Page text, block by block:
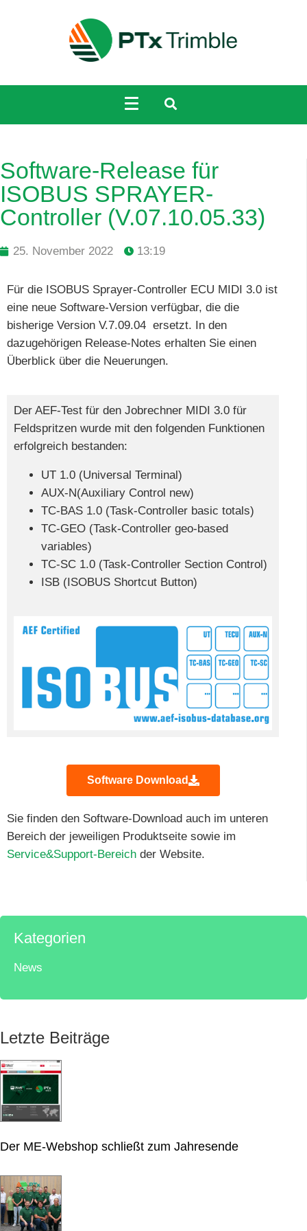
Software-Release für
ISOBUS SPRAYER-
Controller (V.07.10.05.33)
25. November 2022 13:19
Für die ISOBUS Sprayer-Controller ECU MIDI 3.0 ist
eine neue Software-Version verfügbar, die die
bisherige Version V.7.09.04 ersetzt. In den
dazugehörigen Release-Notes erhalten Sie einen
Überblick über die Neuerungen.
Der AEF-Test für den Jobrechner MIDI 3.0 für
Feldspritzen wurde mit den folgenden Funktionen
erfolgreich bestanden:
UT 1.0 (Universal Terminal)
AUX-N(Auxiliary Control new)
TC-BAS 1.0 (Task-Controller basic totals)
TC-GEO (Task-Controller geo-based
variables)
TC-SC 1.0 (Task-Controller Section Control)
ISB (ISOBUS Shortcut Button)
Software Download
Sie finden den Software-Download auch im unteren
Bereich der jeweiligen Produktseite sowie im
Service&Support-Bereich der Website.
Kategorien
News
Letzte Beiträge
Der ME-Webshop schließt zum Jahresende